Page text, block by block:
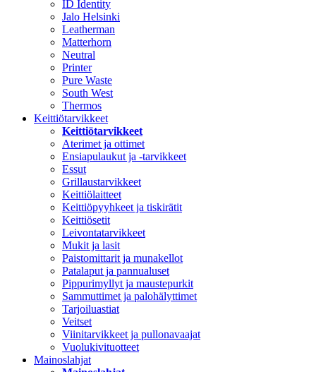
ID Identity
Jalo Helsinki
Leatherman
Matterhorn
Neutral
Printer
Pure Waste
South West
Thermos
Keittiötarvikkeet
Keittiötarvikkeet
Aterimet ja ottimet
Ensiapulaukut ja -tarvikkeet
Essut
Grillaustarvikkeet
Keittiölaitteet
Keittiöpyyhkeet ja tiskirätit
Keittiösetit
Leivontatarvikkeet
Mukit ja lasit
Paistomittarit ja munakellot
Patalaput ja pannualuset
Pippurimyllyt ja maustepurkit
Sammuttimet ja palohälyttimet
Tarjoiluastiat
Veitset
Viinitarvikkeet ja pullonavaajat
Vuolukivituotteet
Mainoslahjat